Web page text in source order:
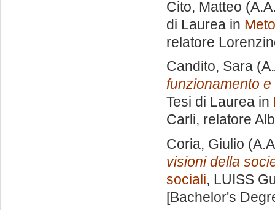
Cito, Matteo
di Laurea in
relatore
Candito, Sara
funzionamento
Tesi di Laurea in
Carli, relatore
Coria, Giulio
visioni della
sociali, LUISS
[Bachelor's